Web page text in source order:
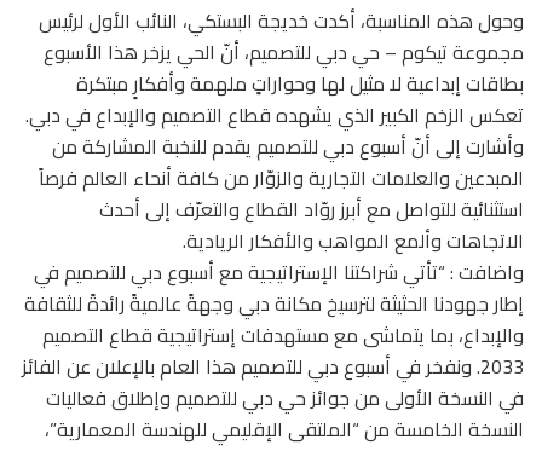
وحول هذه المناسبة، أكدت خديجة البستكي، النائب الأول لرئيس
مجموعة تيكوم – حي دبي للتصميم، أنّ الحي يزخر هذا الأسبوع
بطاقات إبداعية لا مثيل لها وحواراتٍ ملهمة وأفكارٍ مبتكرة
تعكس الزخم الكبير الذي يشهده قطاع التصميم والإبداع في دبي.
وأشارت إلى أنّ أسبوع دبي للتصميم يقدم للنخبة المشاركة من
المبدعين والعلامات التجارية والزوّار من كافة أنحاء العالم فرصاً
استثنائية للتواصل مع أبرز روّاد القطاع والتعرّف إلى أحدث
الاتجاهات وألمع المواهب والأفكار الريادية.
واضافت : “تأتي شراكتنا الإستراتيجية مع أسبوع دبي للتصميم في
إطار جهودنا الحثيثة لترسيخ مكانة دبي وجهةً عالميةً رائدةً للثقافة
والإبداع، بما يتماشى مع مستهدفات إستراتيجية قطاع التصميم
2033. ونفخر في أسبوع دبي للتصميم هذا العام بالإعلان عن الفائز
في النسخة الأولى من جوائز حي دبي للتصميم وإطلاق فعاليات
النسخة الخامسة من “الملتقى الإقليمي للهندسة المعمارية”،